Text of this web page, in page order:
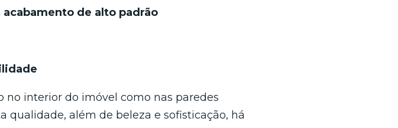
de alto padrão
interior do imóvel como nas paredes
qualidade, além de beleza e sofisticação, há